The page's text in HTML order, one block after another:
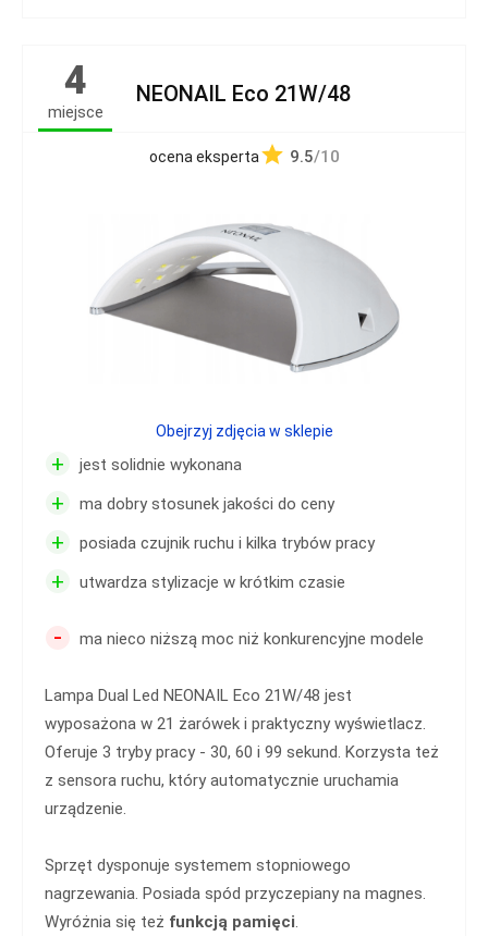
4
miejsce
NEONAIL Eco 21W/48
ocena eksperta 9.5/10
+ jest solidnie wykonana
+ ma dobry stosunek jakości do ceny
+ posiada czujnik ruchu i kilka trybów pracy
+ utwardza stylizacje w krótkim czasie
- ma nieco niższą moc niż konkurencyjne modele
Lampa Dual Led NEONAIL Eco 21W/48 jest
wyposażona w 21 żarówek i praktyczny wyświetlacz.
Oferuje 3 tryby pracy - 30, 60 i 99 sekund. Korzysta też
z sensora ruchu, który automatycznie uruchamia
urządzenie.
Sprzęt dysponuje systemem stopniowego
nagrzewania. Posiada spód przyczepiany na magnes.
Wyróżnia się też funkcją pamięci.
Obejrzyj zdjęcia w sklepie